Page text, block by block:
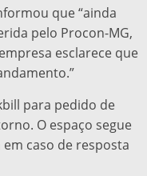
que “ainda
pelo Procon-MG,
esclarece que
para pedido de
O espaço segue
caso de resposta